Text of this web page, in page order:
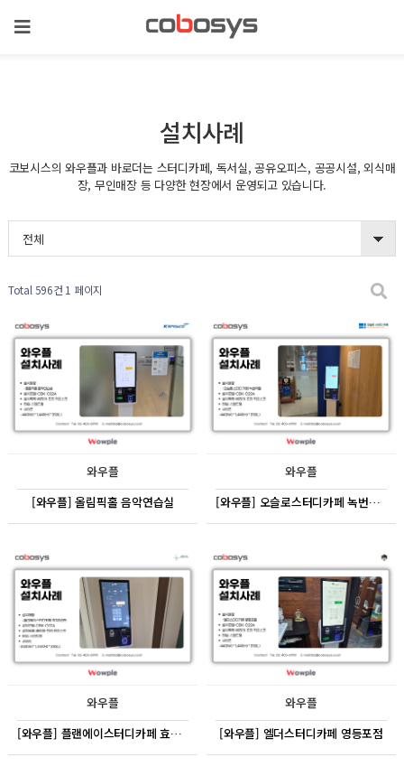
설치사례
코보시스의 와우플과 바로더는 스터디카페, 독서실, 공유오피스, 공공시설, 외식매
장, 무인매장 등 다양한 현장에서 운영되고 있습니다.
전체
Total 596건 1 페이지
와우플
[와우플] 올림픽홀 음악연습실
와우플
[와우플] 오슬로스터디카페 녹번역점
와우플
[와우플] 플랜에이스터디카페 효자3센터
와우플
[와우플] 엘더스터디카페 영등포점